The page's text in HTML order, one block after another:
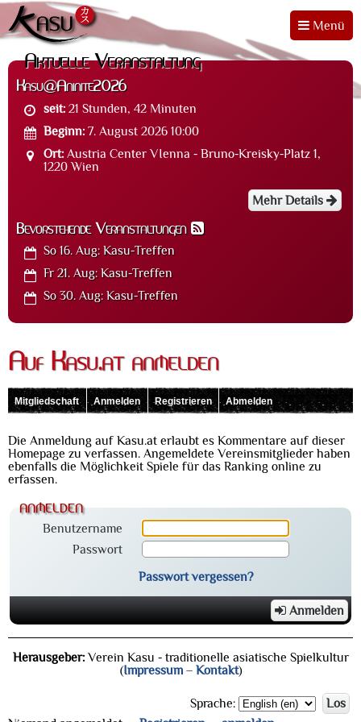
Menü
Aktuelle Veranstaltung
Kasu@Aninite2026
seit: 21 Stunden, 42 Minuten
Beginn: 7. August 2026 10:00
Ort: Austria Center VIenna - Bruno-Kreisky-Platz 1,
1220 Wien
Mehr Details
Bevorstehende Veranstaltungen
So 16. Aug:Kasu-Treffen
Fr 21. Aug:Kasu-Treffen
So 30. Aug:Kasu-Treffen
Auf Kasu.at anmelden
Mitgliedschaft Anmelden Registrieren Abmelden
Die Anmeldung auf Kasu.at erlaubt es Kommentare auf dieser
Homepage zu verfassen. Angemeldete Vereinsmitglieder haben
ebenfalls die Möglichkeit Spiele für das Ranking online zu
erfassen.
anmelden
Benutzername
Passwort
Passwort vergessen?
Anmelden
Herausgeber:Verein Kasu - traditionelle asiatische Spielkultur
(Impressum– Kontakt)
Sprache:
Los